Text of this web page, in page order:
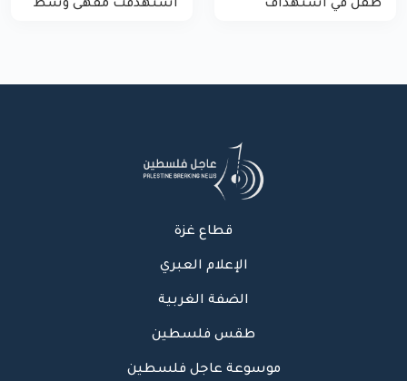
طفل في استهداف
استهدفت مقهى وسط
قطاع غزة
الإعلام العبري
الضفة الغربية
طقس فلسطين
موسوعة عاجل فلسطين